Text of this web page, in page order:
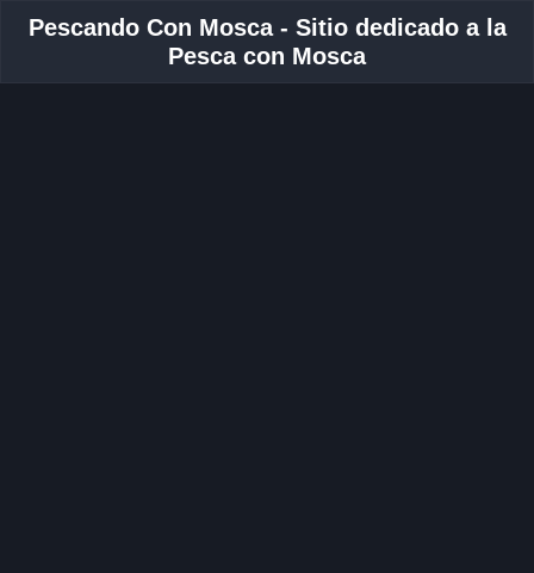
Pescando Con Mosca - Sitio dedicado a la
Pesca con Mosca